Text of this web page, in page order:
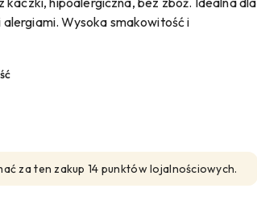
Wysoka smakowitość i
za ten zakup 14 punktów lojalnościowych.